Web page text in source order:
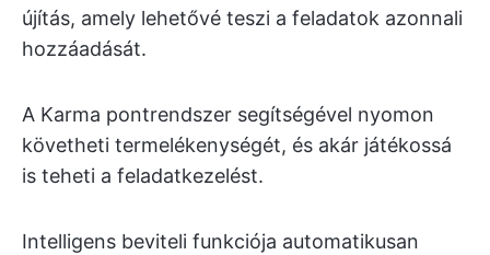
újítás, amely lehetővé teszi a feladatok azonnali
hozzáadását.
A Karma pontrendszer segítségével nyomon
követheti termelékenységét, és akár játékossá
is teheti a feladatkezelést.
Intelligens beviteli funkciója automatikusan